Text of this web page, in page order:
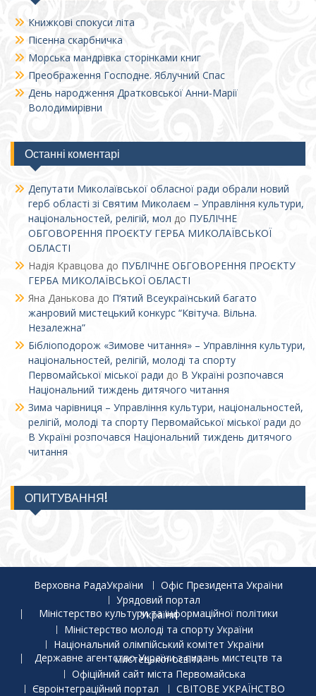
Книжкові спокуси літа
Пісенна скарбничка
Морська мандрівка сторінками книг
Преображення Господне. Яблучний Спас
День народження Дратковської Анни-Марії
Володимирівни
Останні коментарі
Депутати Миколаївської обласної ради обрали новий
герб області зі Святим Миколаєм – Управління культури,
національностей, релігій, мол до ПУБЛІЧНЕ
ОБГОВОРЕННЯ ПРОЄКТУ ГЕРБА МИКОЛАЇВСЬКОЇ
ОБЛАСТІ
Надія Кравцова до ПУБЛІЧНЕ ОБГОВОРЕННЯ ПРОЄКТУ
ГЕРБА МИКОЛАЇВСЬКОЇ ОБЛАСТІ
Яна Данькова до П’ятий Всеукраїнський багато
жанровий мистецький конкурс “Квітуча. Вільна.
Незалежна”
Бібліоподорож «Зимове читання» – Управління культури,
національностей, релігій, молоді та спорту
Первомайської міської ради до В Україні розпочався
Національний тиждень дитячого читання
Зима чарівниця – Управління культури, національностей,
релігій, молоді та спорту Первомайської міської ради до
В Україні розпочався Національний тиждень дитячого
читання
ОПИТУВАННЯ!
Верховна РадаУкраїни
Офіс Президента України
Урядовий портал
Міністерство культури та інформаційної політики України
Міністерство молоді та спорту України
Національний олімпійський комітет України
Державне агентство України з питань мистецтв та мистецької освіти
Офіційний сайт міста Первомайська
Євроінтеграційний портал
СВІТОВЕ УКРАЇНСТВО